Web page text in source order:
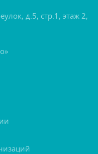
д.5, стр.1, этаж 2,